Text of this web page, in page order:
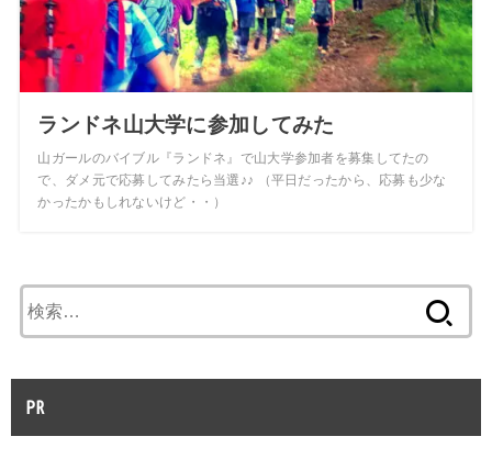
ランドネ山大学に参加してみた
山ガールのバイブル『ランドネ』で山大学参加者を募集してたの
で、ダメ元で応募してみたら当選♪♪ （平日だったから、応募も少な
かったかもしれないけど・・）
索:
PR